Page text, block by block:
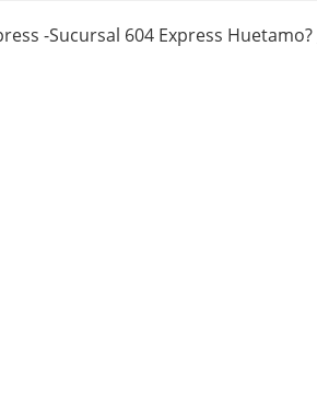
-Sucursal 604 Express Huetamo?